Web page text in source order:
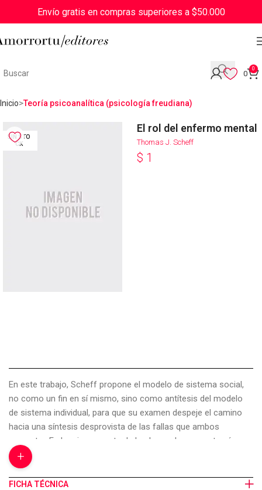
Envío gratis en compras superiores a $50.000
0
0
Inicio Teoría psicoanalítica (psicología freudiana)
SIN STO
CK
El rol del enfermo mental
Thomas J. Scheff
$ 1
En este trabajo, Scheff propone el modelo de sistema social,
no como un fin en sí mismo, sino como antítesis del modelo
de sistema individual, para que su examen despeje el camino
hacia una síntesis desprovista de las fallas que ambos
presentan.En la primera parte de la obra, esboza una teoría que
incorpora los aportes realizados en este sentido por autores
como Erikson, Goffman, Szasz y Laing, descartando la idea de
“síntoma psiquiátrico” y proponiendo en su lugar el concepto de
+
FICHA TÉCNICA